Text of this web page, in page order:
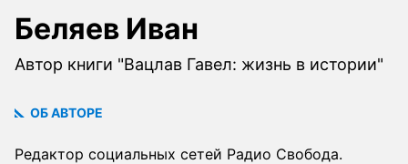
Беляев Иван
Автор книги "Вацлав Гавел: жизнь в истории"
ОБ АВТОРЕ
Редактор социальных сетей Радио Свобода.